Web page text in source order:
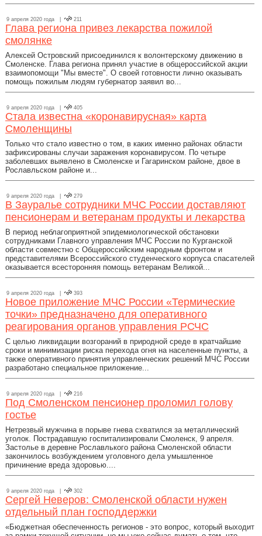
9 апреля 2020 года | 211
Глава региона привез лекарства пожилой
смолянке
Алексей Островский присоединился к волонтерскому движению в
Смоленске. Глава региона принял участие в общероссийской акции
взаимопомощи "Мы вместе". О своей готовности лично оказывать
помощь пожилым людям губернатор заявил во...
9 апреля 2020 года | 405
Стала известна «коронавирусная» карта
Смоленщины
Только что стало известно о том, в каких именно районах области
зафиксированы случаи заражения коронавирусом. По четыре
заболевших выявлено в Смоленске и Гагаринском районе, двое в
Рославльском районе и...
9 апреля 2020 года | 279
В Зауралье сотрудники МЧС России доставляют
пенсионерам и ветеранам продукты и лекарства
В период неблагоприятной эпидемиологической обстановки
сотрудниками Главного управления МЧС России по Курганской
области совместно с Общероссийским народным фронтом и
представителями Всероссийского студенческого корпуса спасателей
оказывается всесторонняя помощь ветеранам Великой...
9 апреля 2020 года | 393
Новое приложение МЧС России «Термические
точки» предназначено для оперативного
реагирования органов управления РСЧС
С целью ликвидации возгораний в природной среде в кратчайшие
сроки и минимизации риска перехода огня на населенные пункты, а
также оперативного принятия управленческих решений МЧС России
разработано специальное приложение...
9 апреля 2020 года | 216
Под Смоленском пенсионер проломил голову
гостье
Нетрезвый мужчина в порыве гнева схватился за металлический
уголок. Пострадавшую госпитализировали Смоленск, 9 апреля.
Застолье в деревне Рославлького района Смоленской области
закончилось возбуждением уголовного дела умышленное
причинение вреда здоровью....
9 апреля 2020 года | 302
Сергей Неверов: Смоленской области нужен
отдельный план господдержки
«Бюджетная обеспеченность регионов - это вопрос, который выходит